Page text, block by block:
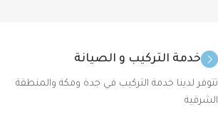
خدمة التركيب و الصيانة
تتوفر لدينا خدمة التركيب في جدة ومكة والمنطقة
الشرقية